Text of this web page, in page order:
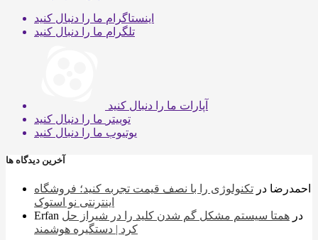
اینستاگرام ما را دنبال کنید
تلگرام ما را دنبال کنید
آپارات ما را دنبال کنید
توییتر ما را دنبال کنید
یوتیوب ما را دنبال کنید
آخرین دیدگاه ها
احمدرضا در تکنولوژی را با نصف قیمت تجربه کنید؛ فروشگاه
اینترنتی نو استوک
Erfan
در همتا سیستم مشکل گم شدن کلید را در شیراز حل
کرد | دستگیره هوشمند